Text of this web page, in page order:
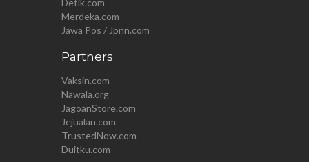
Merdeka.com
Jawa Pos / Jpnn.com
Partners
Vaksin.com
Nawala.org
JagoanStore.com
Jejualan.com
TrustedNow.com
Duitku.com